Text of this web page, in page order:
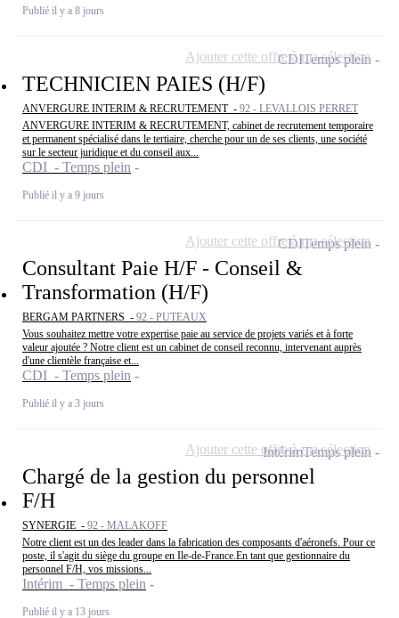
Publié il y a 8 jours
TECHNICIEN PAIES (H/F)
ANVERGURE INTERIM & RECRUTEMENT - 92 - LEVALLOIS PERRET
ANVERGURE INTERIM & RECRUTEMENT, cabinet de recrutement temporaire
et permanent spécialisé dans le tertiaire, cherche pour un de ses clients, une société
sur le secteur juridique et du conseil aux...
CDI - Temps plein
Publié il y a 9 jours
CDITemps plein
Ajouter cette offre à ma sélection
Consultant Paie H/F - Conseil &
Transformation (H/F)
BERGAM PARTNERS - 92 - PUTEAUX
Vous souhaitez mettre votre expertise paie au service de projets variés et à forte
valeur ajoutée ? Notre client est un cabinet de conseil reconnu, intervenant auprès
d'une clientèle française et...
CDI - Temps plein
Publié il y a 3 jours
CDITemps plein
Ajouter cette offre à ma sélection
Chargé de la gestion du personnel
F/H
SYNERGIE - 92 - MALAKOFF
Notre client est un des leader dans la fabrication des composants d'aéronefs. Pour ce
poste, il s'agit du siège du groupe en Ile-de-France.En tant que gestionnaire du
personnel F/H, vos missions...
Intérim - Temps plein
Publié il y a 13 jours
IntérimTemps plein
Ajouter cette offre à ma sélection